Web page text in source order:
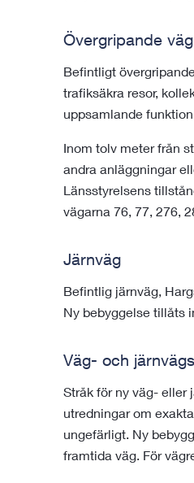
Övergripande
Befintligt
trafiksäkra resor,
uppsamlande
Inom tolv meter från
andra anläggningar
Länsstyrelsens
vägarna 76, 77, 276,
Järnväg
Befintlig järnväg,
Ny bebyggelse tillåts
Väg- och
Stråk för ny väg- eller
utredningar om
ungefärligt. Ny
framtida väg. För